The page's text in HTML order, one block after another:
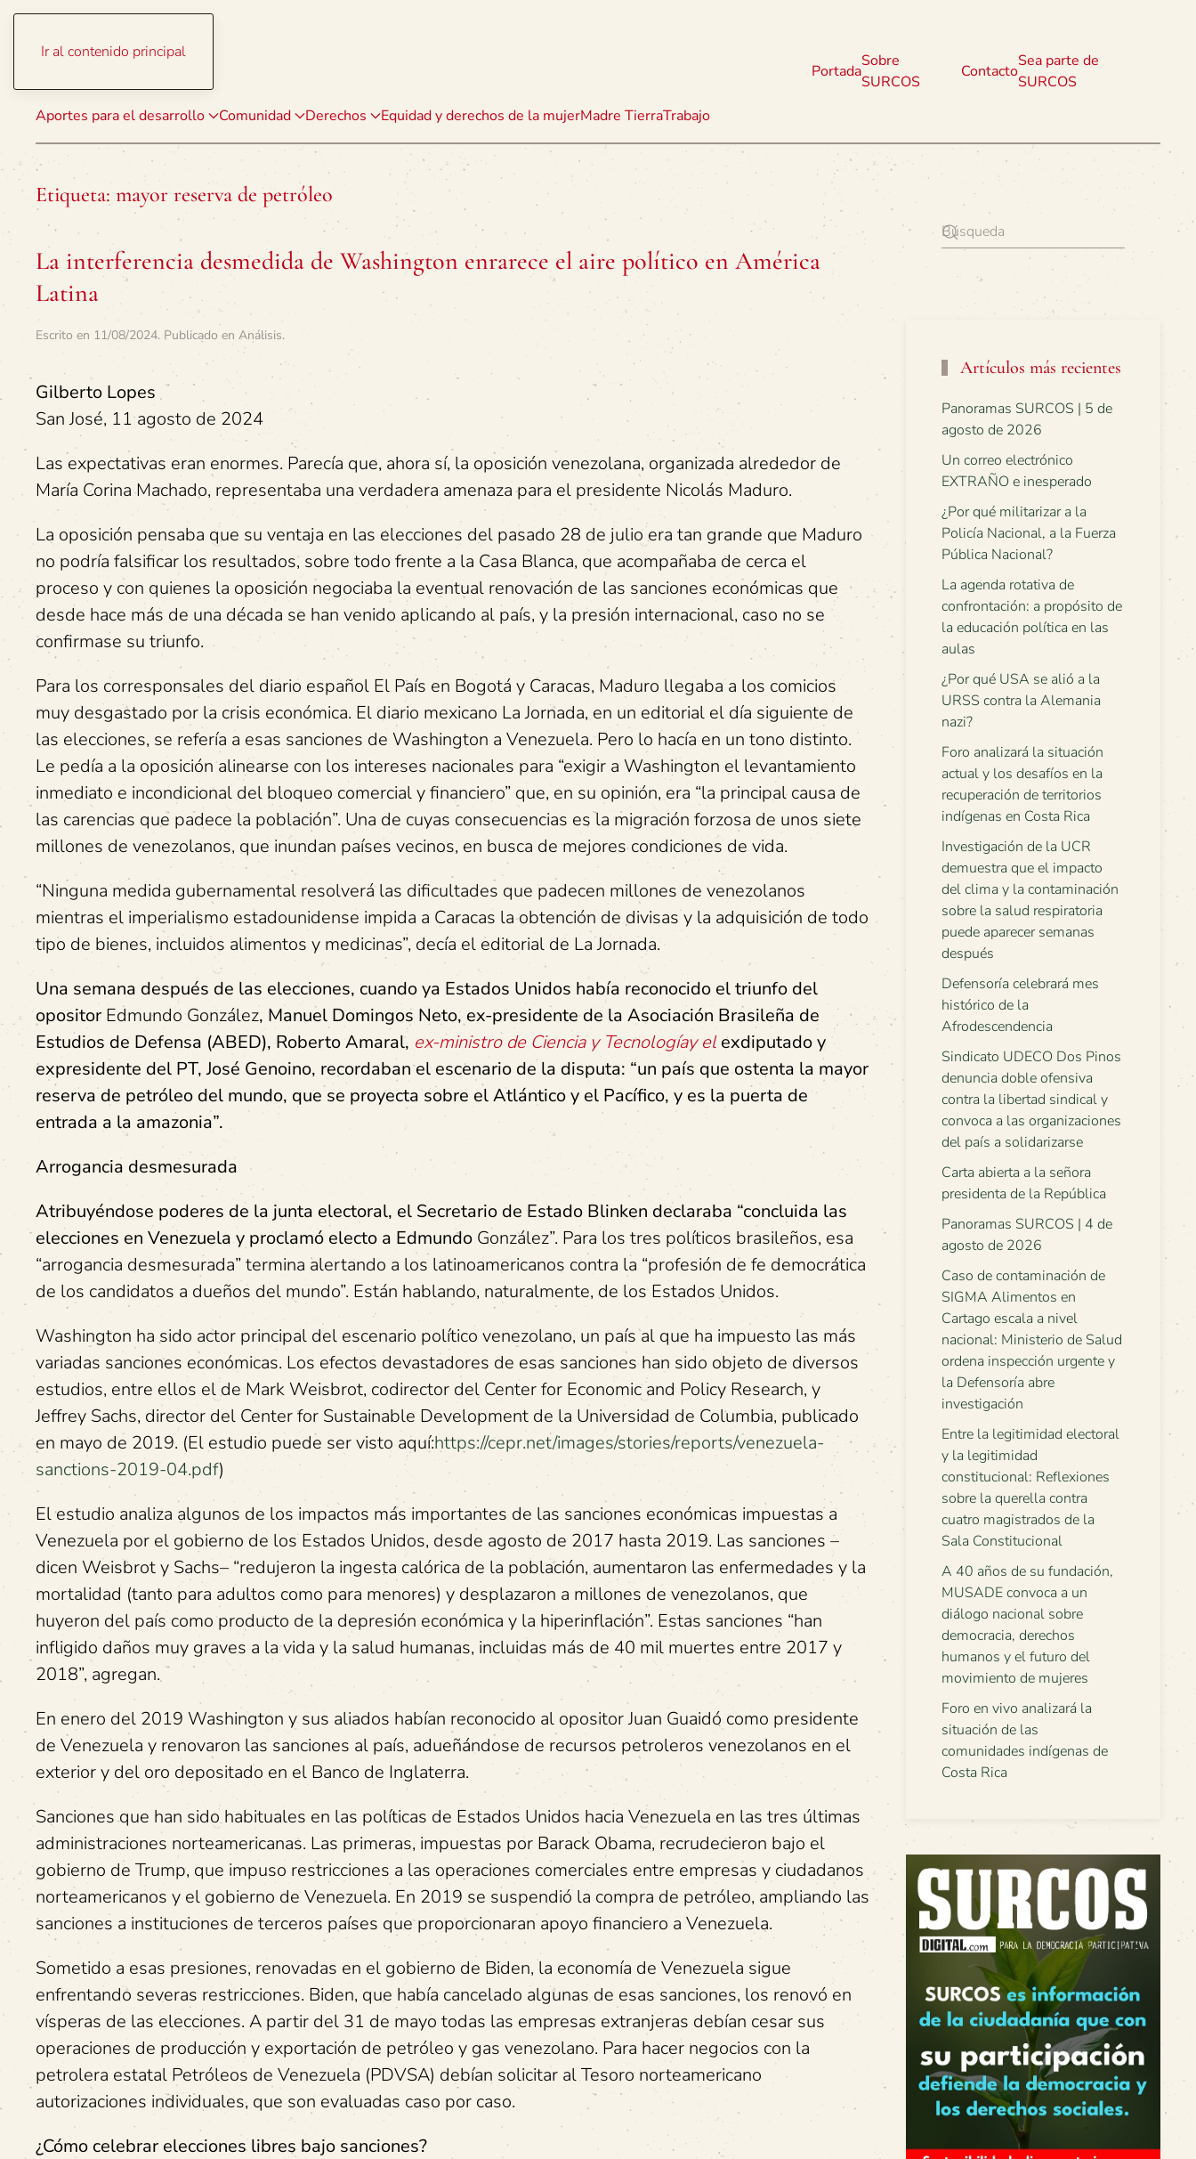
Ir al contenido principal
Aportes para el desarrollo Comunidad Derechos Equidad y derechos de la mujerMadre TierraTrabajo
Portada
Sobre
SURCOS
Contacto
Sea parte de
SURCOS
Etiqueta: mayor reserva de petróleo
La interferencia desmedida de Washington enrarece el aire político en América
Latina
Escrito en 11/08/2024. Publicado en Análisis.
Gilberto Lopes
San José, 11 agosto de 2024
Las expectativas eran enormes. Parecía que, ahora sí, la oposición venezolana, organizada alrededor de
María Corina Machado, representaba una verdadera amenaza para el presidente Nicolás Maduro.
La oposición pensaba que su ventaja en las elecciones del pasado 28 de julio era tan grande que Maduro
no podría falsificar los resultados, sobre todo frente a la Casa Blanca, que acompañaba de cerca el
proceso y con quienes la oposición negociaba la eventual renovación de las sanciones económicas que
desde hace más de una década se han venido aplicando al país, y la presión internacional, caso no se
confirmase su triunfo.
Para los corresponsales del diario español El País en Bogotá y Caracas, Maduro llegaba a los comicios
muy desgastado por la crisis económica. El diario mexicano La Jornada, en un editorial el día siguiente de
las elecciones, se refería a esas sanciones de Washington a Venezuela. Pero lo hacía en un tono distinto.
Le pedía a la oposición alinearse con los intereses nacionales para “exigir a Washington el levantamiento
inmediato e incondicional del bloqueo comercial y financiero” que, en su opinión, era “la principal causa de
las carencias que padece la población”. Una de cuyas consecuencias es la migración forzosa de unos siete
millones de venezolanos, que inundan países vecinos, en busca de mejores condiciones de vida.
“Ninguna medida gubernamental resolverá las dificultades que padecen millones de venezolanos
mientras el imperialismo estadounidense impida a Caracas la obtención de divisas y la adquisición de todo
tipo de bienes, incluidos alimentos y medicinas”, decía el editorial de La Jornada.
Una semana después de las elecciones, cuando ya Estados Unidos había reconocido el triunfo del
opositor Edmundo González, Manuel Domingos Neto, ex-presidente de la Asociación Brasileña de
Estudios de Defensa (ABED), Roberto Amaral, ex-ministro de Ciencia y Tecnologíay el exdiputado y
expresidente del PT, José Genoino, recordaban el escenario de la disputa: “un país que ostenta la mayor
reserva de petróleo del mundo, que se proyecta sobre el Atlántico y el Pacífico, y es la puerta de
entrada a la amazonia”.
Arrogancia desmesurada
Atribuyéndose poderes de la junta electoral, el Secretario de Estado Blinken declaraba “concluida las
elecciones en Venezuela y proclamó electo a Edmundo González”. Para los tres políticos brasileños, esa
“arrogancia desmesurada” termina alertando a los latinoamericanos contra la “profesión de fe democrática
de los candidatos a dueños del mundo”. Están hablando, naturalmente, de los Estados Unidos.
Washington ha sido actor principal del escenario político venezolano, un país al que ha impuesto las más
variadas sanciones económicas. Los efectos devastadores de esas sanciones han sido objeto de diversos
estudios, entre ellos el de Mark Weisbrot, codirector del Center for Economic and Policy Research, y
Jeffrey Sachs, director del Center for Sustainable Development de la Universidad de Columbia, publicado
en mayo de 2019. (El estudio puede ser visto aquí:https://cepr.net/images/stories/reports/venezuela-
sanctions-2019-04.pdf)
El estudio analiza algunos de los impactos más importantes de las sanciones económicas impuestas a
Venezuela por el gobierno de los Estados Unidos, desde agosto de 2017 hasta 2019. Las sanciones ­–
dicen Weisbrot y Sachs– “redujeron la ingesta calórica de la población, aumentaron las enfermedades y la
mortalidad (tanto para adultos como para menores) y desplazaron a millones de venezolanos, que
huyeron del país como producto de la depresión económica y la hiperinflación”. Estas sanciones “han
infligido daños muy graves a la vida y la salud humanas, incluidas más de 40 mil muertes entre 2017 y
2018”, agregan.
En enero del 2019 Washington y sus aliados habían reconocido al opositor Juan Guaidó como presidente
de Venezuela y renovaron las sanciones al país, adueñándose de recursos petroleros venezolanos en el
exterior y del oro depositado en el Banco de Inglaterra.
Sanciones que han sido habituales en las políticas de Estados Unidos hacia Venezuela en las tres últimas
administraciones norteamericanas. Las primeras, impuestas por Barack Obama, recrudecieron bajo el
gobierno de Trump, que impuso restricciones a las operaciones comerciales entre empresas y ciudadanos
norteamericanos y el gobierno de Venezuela. En 2019 se suspendió la compra de petróleo, ampliando las
sanciones a instituciones de terceros países que proporcionaran apoyo financiero a Venezuela.
Sometido a esas presiones, renovadas en el gobierno de Biden, la economía de Venezuela sigue
enfrentando severas restricciones. Biden, que había cancelado algunas de esas sanciones, los renovó en
vísperas de las elecciones. A partir del 31 de mayo todas las empresas extranjeras debían cesar sus
operaciones de producción y exportación de petróleo y gas venezolano. Para hacer negocios con la
petrolera estatal Petróleos de Venezuela (PDVSA) debían solicitar al Tesoro norteamericano
autorizaciones individuales, que son evaluadas caso por caso.
¿Cómo celebrar elecciones libres bajo sanciones?
Artículos más recientes
Panoramas SURCOS | 5 de
agosto de 2026
Un correo electrónico
EXTRAÑO e inesperado
¿Por qué militarizar a la
Policía Nacional, a la Fuerza
Pública Nacional?
La agenda rotativa de
confrontación: a propósito de
la educación política en las
aulas
¿Por qué USA se alió a la
URSS contra la Alemania
nazi?
Foro analizará la situación
actual y los desafíos en la
recuperación de territorios
indígenas en Costa Rica
Investigación de la UCR
demuestra que el impacto
del clima y la contaminación
sobre la salud respiratoria
puede aparecer semanas
después
Defensoría celebrará mes
histórico de la
Afrodescendencia
Sindicato UDECO Dos Pinos
denuncia doble ofensiva
contra la libertad sindical y
convoca a las organizaciones
del país a solidarizarse
Carta abierta a la señora
presidenta de la República
Panoramas SURCOS | 4 de
agosto de 2026
Caso de contaminación de
SIGMA Alimentos en
Cartago escala a nivel
nacional: Ministerio de Salud
ordena inspección urgente y
la Defensoría abre
investigación
Entre la legitimidad electoral
y la legitimidad
constitucional: Reflexiones
sobre la querella contra
cuatro magistrados de la
Sala Constitucional
A 40 años de su fundación,
MUSADE convoca a un
diálogo nacional sobre
democracia, derechos
humanos y el futuro del
movimiento de mujeres
Foro en vivo analizará la
situación de las
comunidades indígenas de
Costa Rica